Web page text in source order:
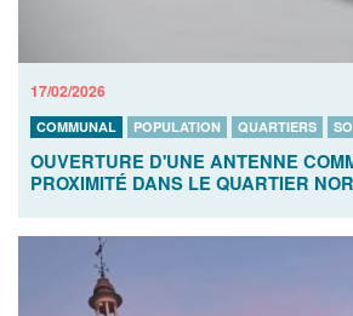
17/02/2026
COMMUNAL POPULATION QUARTIERS
OUVERTURE D'UNE ANTENNE
PROXIMITÉ DANS LE QUARTIER